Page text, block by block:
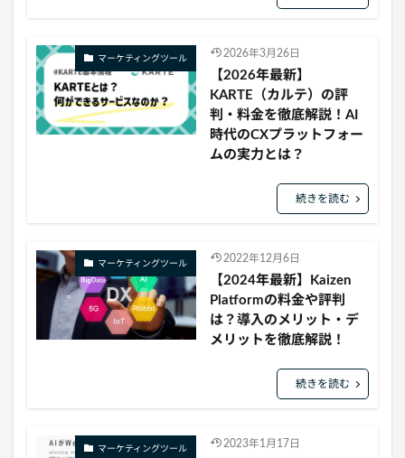
マーケティングツール 2026年3月26日
【2026年最新】
KARTE（カルテ）の評
判・料金を徹底解説！AI
時代のCXプラットフォー
ムの実力とは？
続きを読む
マーケティングツール 2022年12月6日
【2024年最新】Kaizen
Platformの料金や評判
は？導入のメリット・デ
メリットを徹底解説！
続きを読む
マーケティングツール 2023年1月17日